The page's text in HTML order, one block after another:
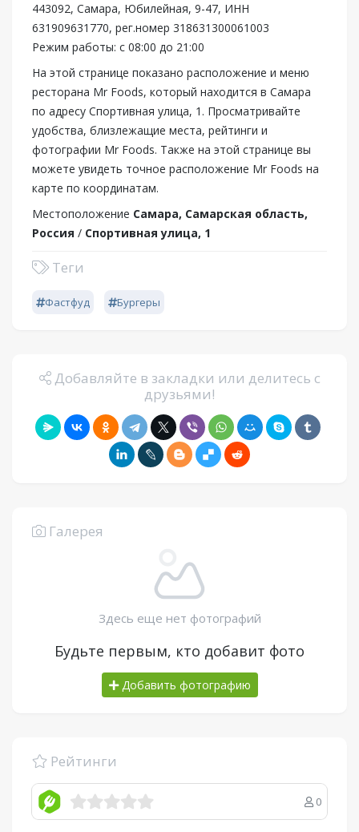
443092, Самара, Юбилейная, 9-47, ИНН
631909631770, рег.номер 318631300061003
Режим работы: с 08:00 до 21:00
На этой странице показано расположение и меню
ресторана Mr Foods, который находится в Самара
по адресу Спортивная улица, 1. Просматривайте
удобства, близлежащие места, рейтинги и
фотографии Mr Foods. Также на этой странице вы
можете увидеть точное расположение Mr Foods на
карте по координатам.
Местоположение Самара, Самарская область,
Россия / Спортивная улица, 1
Теги
Фастфуд Бургеры
Добавляйте в закладки или делитесь с
друзьями!
Галерея
Здесь еще нет фотографий
Будьте первым, кто добавит фото
Добавить фотографию
Рейтинги
0